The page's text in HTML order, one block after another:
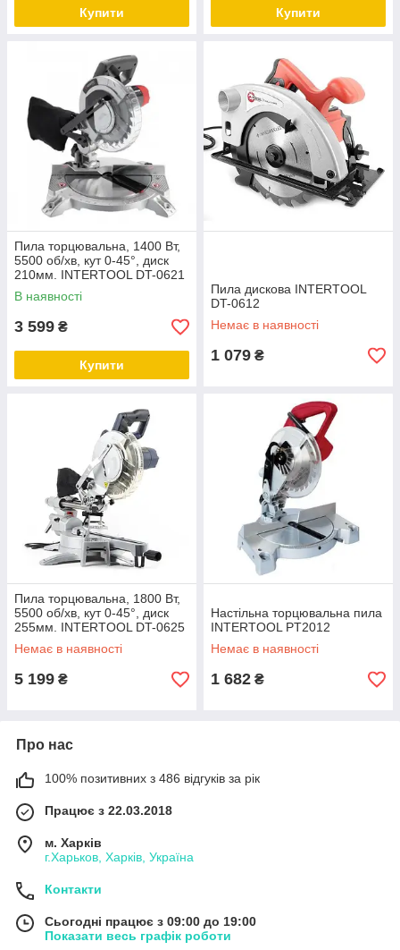
Купити Купити
Пила торцювальна, 1400 Вт,
5500 об/хв, кут 0-45°, диск
210мм. INTERTOOL DT-0621
В наявності
3 599 ₴
Купити
Пила дискова INTERTOOL
DT-0612
Немає в наявності
1 079 ₴
Пила торцювальна, 1800 Вт,
5500 об/хв, кут 0-45°, диск
255мм. INTERTOOL DT-0625
Немає в наявності
5 199 ₴
Настільна торцювальна пила
INTERTOOL PT2012
Немає в наявності
1 682 ₴
Про нас
100% позитивних з 486 відгуків за рік
Працює з 22.03.2018
м. Харків
г.Харьков, Харків, Україна
Контакти
Сьогодні працює з 09:00 до 19:00
Показати весь графік роботи